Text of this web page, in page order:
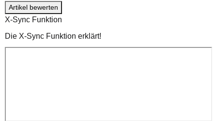
Artikel bewerten
X-Sync Funktion
Die X-Sync Funktion erklärt!